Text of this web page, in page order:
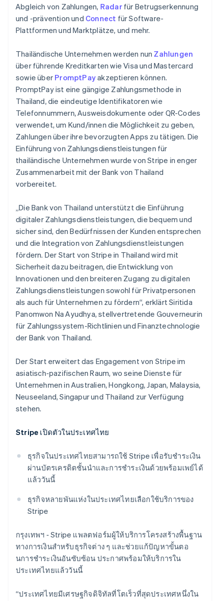
Abgleich von Zahlungen, Radarfür Betrugserkennung
und -prävention und Connect für Software-
Plattformen und Marktplätze, und mehr.
Thailändische Unternehmen werden nun Zahlungen
über führende Kreditkarten wie Visa und Mastercard
sowie über PromptPayakzeptieren können.
PromptPay ist eine gängige Zahlungsmethode in
Thailand, die eindeutige Identifikatoren wie
Telefonnummern, Ausweisdokumente oder QR-Codes
verwendet, um Kund/innen die Möglichkeit zu geben,
Zahlungen über ihre bevorzugten Apps zu tätigen. Die
Einführung von Zahlungsdienstleistungen für
thailändische Unternehmen wurde von Stripe in enger
Zusammenarbeit mit der Bank von Thailand
vorbereitet.
„Die Bank von Thailand unterstützt die Einführung
digitaler Zahlungsdienstleistungen, die bequem und
sicher sind, den Bedürfnissen der Kunden entsprechen
und die Integration von Zahlungsdienstleistungen
fördern. Der Start von Stripe in Thailand wird mit
Sicherheit dazu beitragen, die Entwicklung von
Innovationen und den breiteren Zugang zu digitalen
Zahlungsdienstleistungen sowohl für Privatpersonen
als auch für Unternehmen zu fördern“, erklärt Siritida
Panomwon Na Ayudhya, stellvertretende Gouverneurin
für Zahlungssystem-Richtlinien und Finanztechnologie
der Bank von Thailand.
Der Start erweitert das Engagement von Stripe im
asiatisch-pazifischen Raum, wo seine Dienste für
Unternehmen in Australien, Hongkong, Japan, Malaysia,
Neuseeland, Singapur und Thailand zur Verfügung
stehen.
Stripe เปิดตัวในประเทศไทย
ธุรกิจในประเทศไทยสามารถใช้ Stripe เพื่อรับชําระเงิน
ผ่านบัตรเครดิตชั้นนำและการชําระเงินด้วยพร้อมเพย์ได้
แล้ววันนี้
ธุรกิจหลายพันแห่งในประเทศไทยเลือกใช้บริการของ
Stripe
กรุงเทพฯ - Stripe แพลตฟอร์มผู้ให้บริการโครงสร้างพื้นฐาน
ทางการเงินสำหรับธุรกิจต่าง ๆ และช่วยแก้ปัญหาขั้นตอ
นการชําระเงินอันซับซ้อน ประกาศพร้อมให้บริการใน
ประเทศไทยแล้ววันนี้
“ประเทศไทยมีเศรษฐกิจดิจิทัลที่โตเร็วที่สุดประเทศหนึ่งใน
English
Belgien
Nederlands
PortuguêsEnglish
Bulgarien
English
Dänemark
English
DeutschEnglish